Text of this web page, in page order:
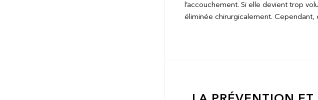
l’accouchement. Si elle devient trop
éliminée chirurgicalement.